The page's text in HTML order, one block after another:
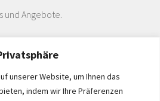
unserer Website, um Ihnen das
indem wir Ihre Präferenzen
und Angebote.